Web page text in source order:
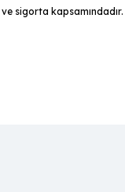
sigorta kapsamındadır.